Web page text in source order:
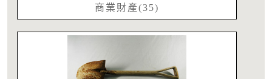
商業財產(35)